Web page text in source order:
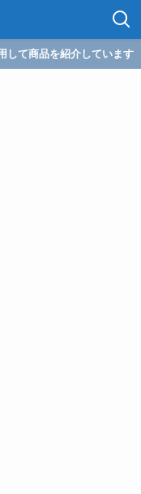
して商品を紹介しています